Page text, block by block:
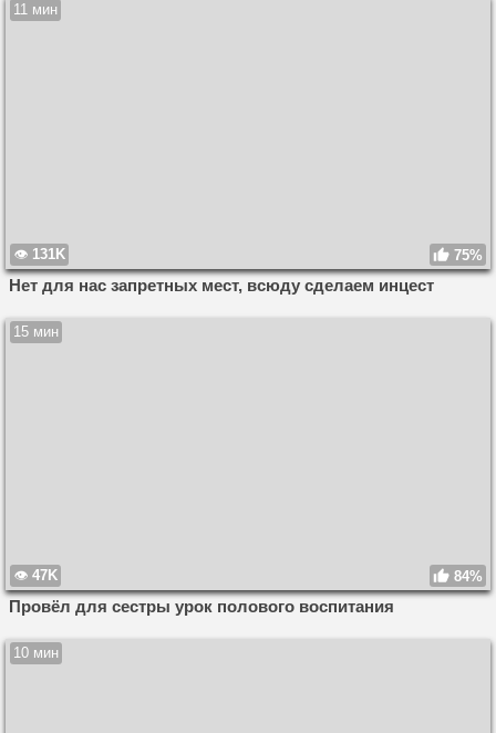
11 мин
131K 75%
Нет для нас запретных мест, всюду сделаем инцест
15 мин
47K 84%
Провёл для сестры урок полового воспитания
10 мин